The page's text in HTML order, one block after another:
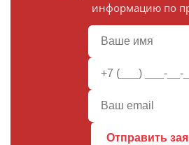
информацию по
Отправить